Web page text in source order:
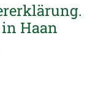
Haan